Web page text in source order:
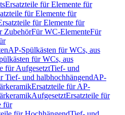
Ersatzteile für Elemente für
für Elemente für
für Elemente für
ZubehörFür WC-ElementeFür
AP-Spülkästen für WCs, aus
für WCs, aus
für AufgesetztTief- und
Tief- und halbhochhängendAP-
Ersatzteile für AP-
AufgesetztErsatzteile für
für